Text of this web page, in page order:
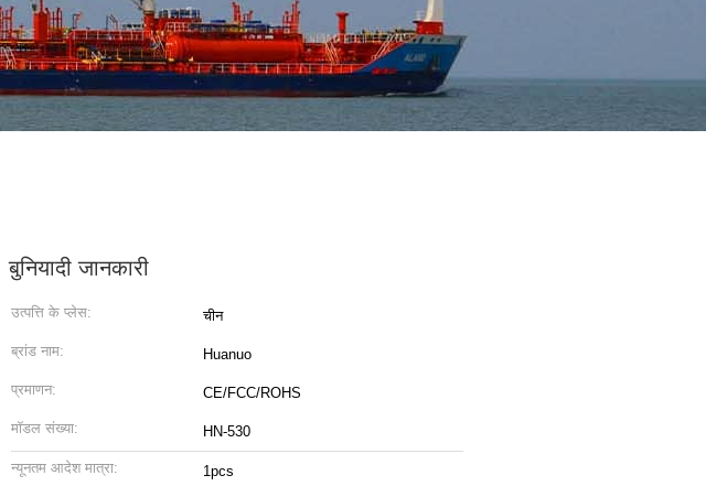
बुनियादी जानकारी
उत्पत्ति के प्लेस: चीन
ब्रांड नाम: Huanuo
प्रमाणन: CE/FCC/ROHS
मॉडल संख्या: HN-530
न्यूनतम आदेश मात्रा: 1pcs